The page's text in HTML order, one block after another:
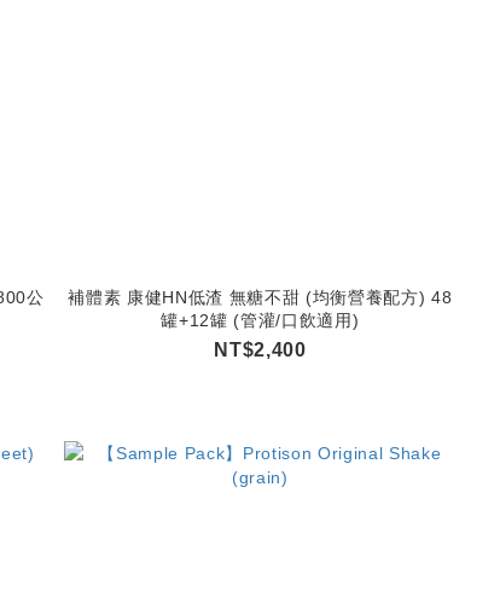
公
補體素 康健HN低渣 無糖不甜 (均衡營養配方) 48
罐+12罐 (管灌/口飲適用)
NT$2,400